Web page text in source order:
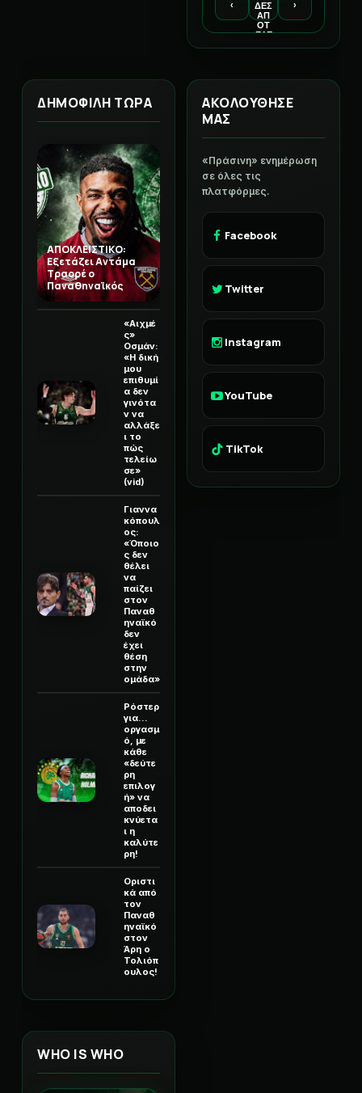
‹
ΔΕΣ
ΑΠ
ΟΤ
ΕΛΕ
›
ΔΗΜΟΦΙΛΗ ΤΩΡΑ
ΑΠΟΚΛΕΙΣΤΙΚΟ:
Εξετάζει Αντάμα
Τραορέ ο
Παναθηναϊκός
«Αιχμέ
ς»
Οσμάν:
«Η δική
μου
επιθυμί
α δεν
γινότα
ν να
αλλάξε
ι το
πώς
τελείω
σε»
(vid)
Γιαννα
κόπουλ
ος:
«Όποιο
ς δεν
θέλει
να
παίζει
στον
Παναθ
ηναϊκό
δεν
έχει
θέση
στην
ομάδα»
Ρόστερ
για...
οργασμ
ό, με
κάθε
«δεύτε
ρη
επιλογ
ή» να
αποδει
κνύετα
ι η
καλύτε
ρη!
Οριστι
κά από
τον
Παναθ
ηναϊκό
στον
Άρη ο
Τολιόπ
ουλος!
ΑΚΟΛΟΥΘΗΣΕ
ΜΑΣ
«Πράσινη» ενημέρωση
σε όλες τις
πλατφόρμες.
Facebook
Twitter
Instagram
YouTube
TikTok
WHO IS WHO